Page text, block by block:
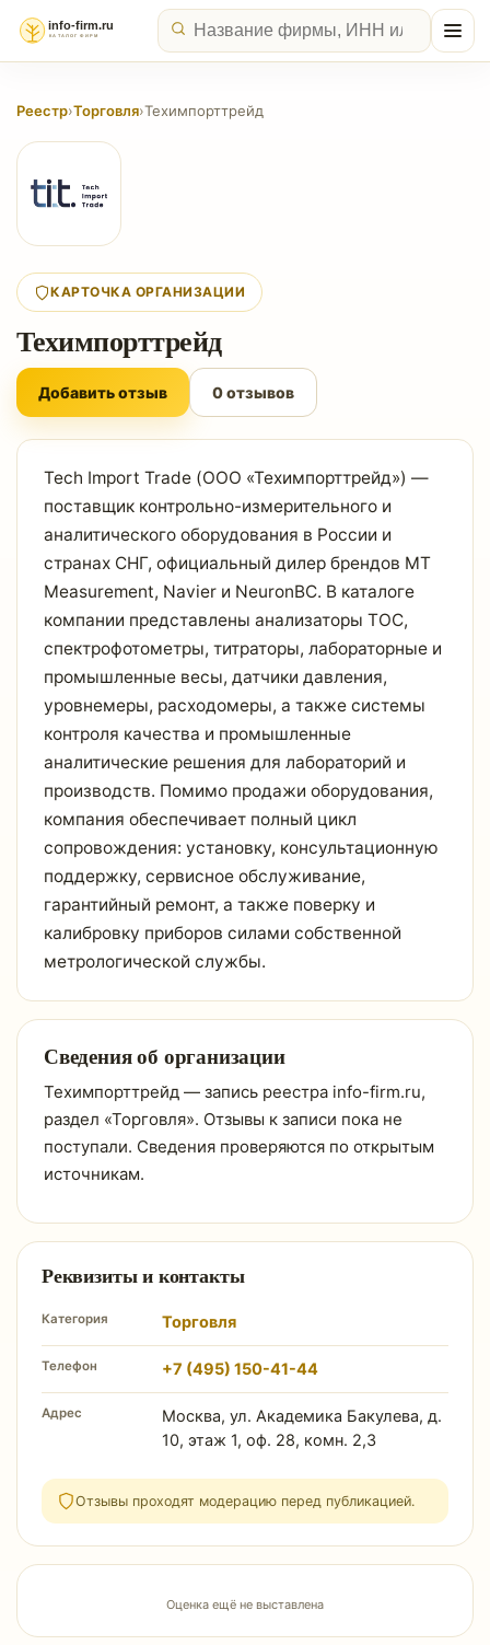
Реестр›Торговля›Техимпорттрейд
КАРТОЧКА ОРГАНИЗАЦИИ
Техимпорттрейд
Добавить отзыв 0 отзывов
Tech Import Trade (ООО «Техимпорттрейд») —
поставщик контрольно-измерительного и
аналитического оборудования в России и
странах СНГ, официальный дилер брендов MT
Measurement, Navier и NeuronBC. В каталоге
компании представлены анализаторы TOC,
спектрофотометры, титраторы, лабораторные и
промышленные весы, датчики давления,
уровнемеры, расходомеры, а также системы
контроля качества и промышленные
аналитические решения для лабораторий и
производств. Помимо продажи оборудования,
компания обеспечивает полный цикл
сопровождения: установку, консультационную
поддержку, сервисное обслуживание,
гарантийный ремонт, а также поверку и
калибровку приборов силами собственной
метрологической службы.
Сведения об организации
Техимпорттрейд — запись реестра info-firm.ru,
раздел «Торговля». Отзывы к записи пока не
поступали. Сведения проверяются по открытым
источникам.
Реквизиты и контакты
Категория Торговля
Телефон +7 (495) 150-41-44
Адрес
Москва, ул. Академика Бакулева, д.
10, этаж 1, оф. 28, комн. 2,3
Отзывы проходят модерацию перед публикацией.
Оценка ещё не выставлена